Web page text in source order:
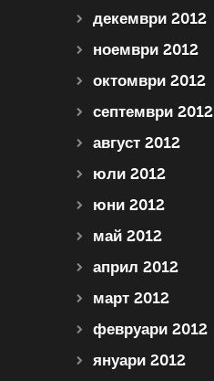
декември 2012
ноември 2012
октомври 2012
септември 2012
август 2012
юли 2012
юни 2012
май 2012
април 2012
март 2012
февруари 2012
януари 2012